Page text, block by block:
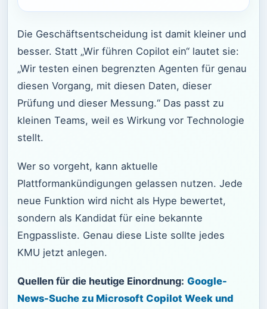
Die Geschäftsentscheidung ist damit kleiner und
besser. Statt „Wir führen Copilot ein“ lautet sie:
„Wir testen einen begrenzten Agenten für genau
diesen Vorgang, mit diesen Daten, dieser
Prüfung und dieser Messung.“ Das passt zu
kleinen Teams, weil es Wirkung vor Technologie
stellt.
Wer so vorgeht, kann aktuelle
Plattformankündigungen gelassen nutzen. Jede
neue Funktion wird nicht als Hype bewertet,
sondern als Kandidat für eine bekannte
Engpassliste. Genau diese Liste sollte jedes
KMU jetzt anlegen.
Quellen für die heutige Einordnung: Google-
News-Suche zu Microsoft Copilot Week und